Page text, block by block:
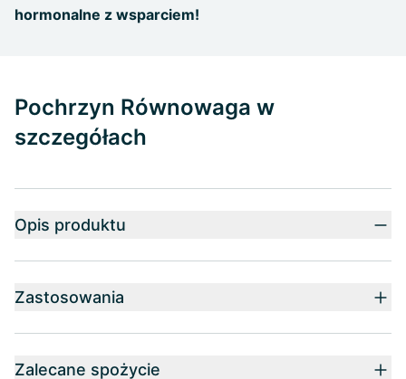
hormonalne z wsparciem!
Pochrzyn Równowaga w
szczegółach
Opis produktu
Zastosowania
Zalecane spożycie